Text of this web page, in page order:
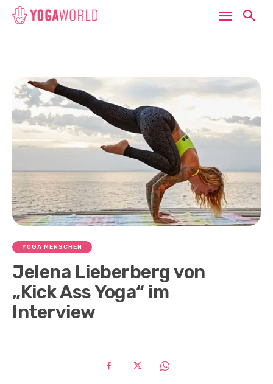
YOGA MENSCHEN
Jelena Lieberberg von
„Kick Ass Yoga“ im
Interview